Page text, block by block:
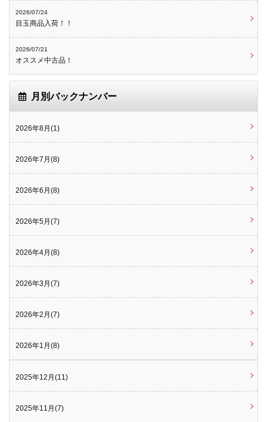
2026/07/24
目玉商品入荷！！
2026/07/21
オススメ中古品！
月別バックナンバー
2026年8月(1)
2026年7月(8)
2026年6月(8)
2026年5月(7)
2026年4月(8)
2026年3月(7)
2026年2月(7)
2026年1月(8)
2025年12月(11)
2025年11月(7)